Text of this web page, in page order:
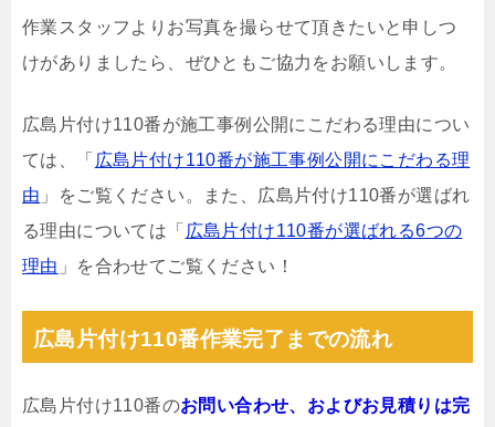
作業スタッフよりお写真を撮らせて頂きたいと申しつ
けがありましたら、ぜひともご協力をお願いします。
広島片付け110番が施工事例公開にこだわる理由につい
ては、「 広島片付け110番が施工事例公開にこだわる理
由 」をご覧ください。また、広島片付け110番が選ばれ
る理由については「 広島片付け110番が選ばれる6つの
理由 」を合わせてご覧ください！
広島片付け110番作業完了までの流れ
広島片付け110番のお問い合わせ、およびお見積りは完